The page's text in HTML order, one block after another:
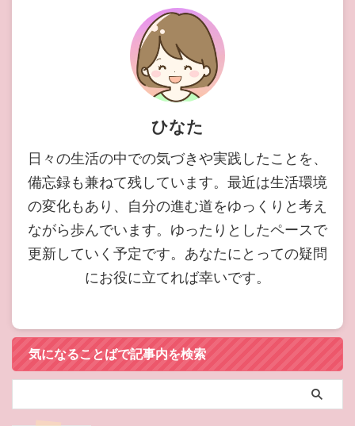
ひなた
日々の生活の中での気づきや実践したことを、
備忘録も兼ねて残しています。最近は生活環境
の変化もあり、自分の進む道をゆっくりと考え
ながら歩んでいます。ゆったりとしたペースで
更新していく予定です。あなたにとっての疑問
にお役に立てれば幸いです。
気になることばで記事内を検索